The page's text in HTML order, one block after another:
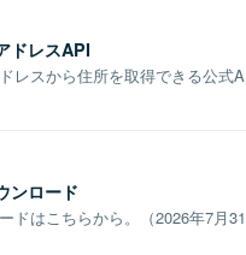
ドレスAPI
レスから住所を取得できる公式
ンロード
ドはこちらから。（2026年7月